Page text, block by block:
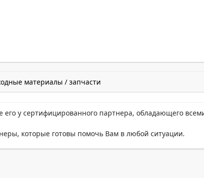
материалы / запчасти
у сертифицированного партнера, обладающего
которые готовы помочь Вам в любой ситуации.